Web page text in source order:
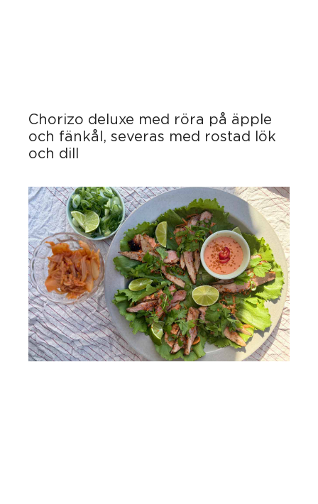
Chorizo deluxe med röra på äpple
och fänkål, severas med rostad lök
och dill